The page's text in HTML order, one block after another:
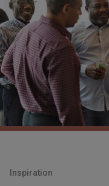
Inspiration